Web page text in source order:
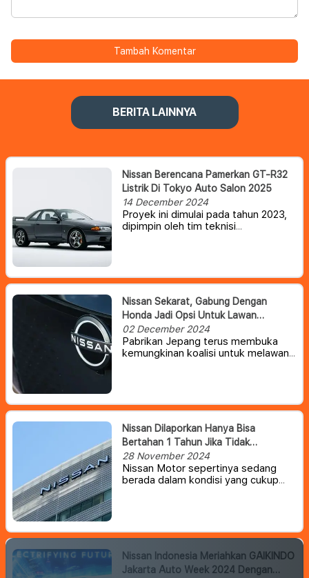
Tambah Komentar
BERITA LAINNYA
Nissan Berencana Pamerkan GT-R32
Listrik Di Tokyo Auto Salon 2025
14 December 2024
Proyek ini dimulai pada tahun 2023,
dipimpin oleh tim teknisi
kembali daya tarik mobil untuk
generasi baru.
Nissan Sekarat, Gabung Dengan
Honda Jadi Opsi Untuk Lawan
Dominasi Pabrikan China
02 December 2024
Pabrikan Jepang terus membuka
kemungkinan koalisi untuk melawan
perusahaan dengan cara bergabung.
Nissan Dilaporkan Hanya Bisa
Bertahan 1 Tahun Jika Tidak
Melakukan Perubahan Strategi Bisnis
28 November 2024
Nissan Motor sepertinya sedang
berada dalam kondisi yang cukup
produksi sebesar 20% karena
penjualan yang menurun, terutama di
AS dan Tiongkok.
Nissan Indonesia Meriahkan GAIKINDO
Jakarta Auto Week 2024 Dengan